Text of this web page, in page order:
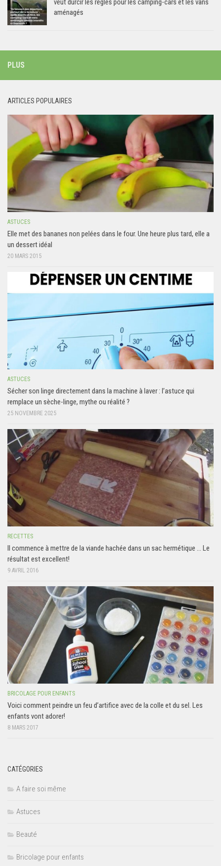
veut durcir les règles pour les camping-cars et les vans
aménagés
PLUS
ARTICLES POPULAIRES
ASTUCES
Elle met des bananes non pelées dans le four. Une heure plus tard, elle a
un dessert idéal
20 MARS 2015
ASTUCES
Sécher son linge directement dans la machine à laver : l’astuce qui
remplace un sèche-linge, mythe ou réalité ?
25 NOVEMBRE 2025
RECETTES
Il commence à mettre de la viande hachée dans un sac hermétique … Le
résultat est excellent!
9 AVRIL 2016
BRICOLAGE POUR ENFANTS
Voici comment peindre un feu d’artifice avec de la colle et du sel. Les
enfants vont adorer!
8 MARS 2017
CATÉGORIES
A faire soi même
Astuces
Beauté
Bricolage pour enfants